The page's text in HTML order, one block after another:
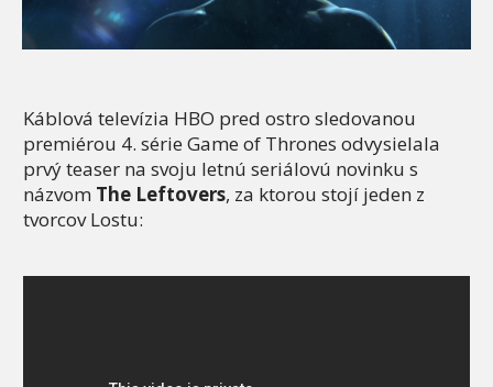
Káblová televízia HBO pred ostro sledovanou
premiérou 4. série Game of Thrones odvysielala
prvý teaser na svoju letnú seriálovú novinku s
názvom The Leftovers, za ktorou stojí jeden z
tvorcov Lostu: